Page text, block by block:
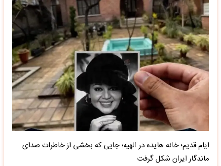
ایام قدیم؛ خانه هایده در الهیه؛ جایی که بخشی از خاطرات صدای
ماندگار ایران شکل گرفت